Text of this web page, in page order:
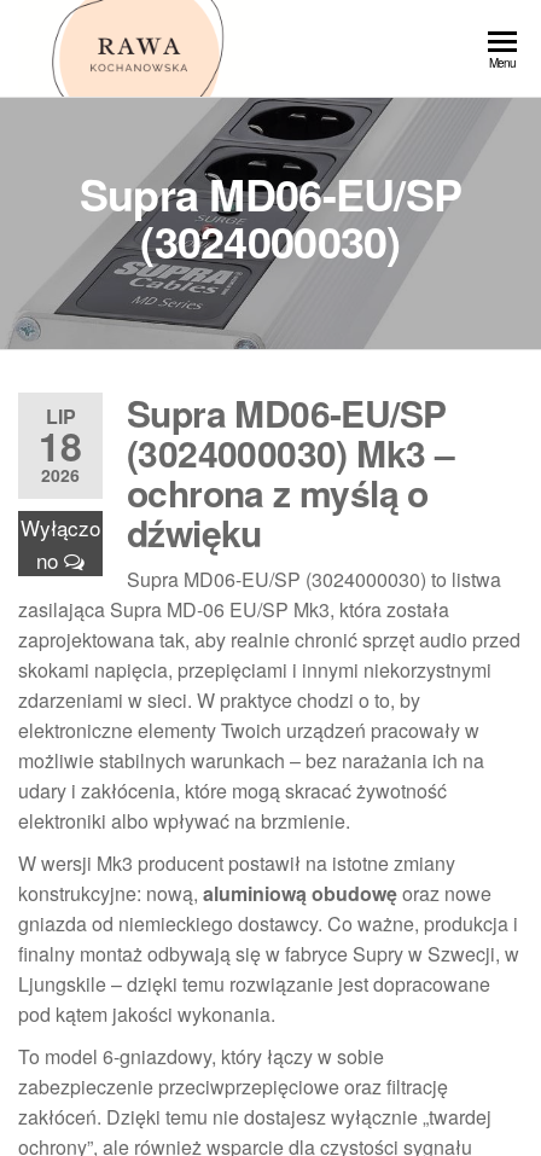
Przejdź
Menu
Supra MD06-EU/SP
(3024000030)
LIP
18
2026
Wyłączo
no
Supra MD06-EU/SP
(3024000030) Mk3 –
ochrona z myślą o
dźwięku
Supra MD06-EU/SP (3024000030) to listwa
zasilająca Supra MD-06 EU/SP Mk3, która została
zaprojektowana tak, aby realnie chronić sprzęt audio przed
skokami napięcia, przepięciami i innymi niekorzystnymi
zdarzeniami w sieci. W praktyce chodzi o to, by
elektroniczne elementy Twoich urządzeń pracowały w
możliwie stabilnych warunkach – bez narażania ich na
udary i zakłócenia, które mogą skracać żywotność
elektroniki albo wpływać na brzmienie.
W wersji Mk3 producent postawił na istotne zmiany
konstrukcyjne: nową, aluminiową obudowęoraz nowe
gniazda od niemieckiego dostawcy. Co ważne, produkcja i
finalny montaż odbywają się w fabryce Supry w Szwecji, w
Ljungskile – dzięki temu rozwiązanie jest dopracowane
pod kątem jakości wykonania.
To model 6-gniazdowy, który łączy w sobie
zabezpieczenie przeciwprzepięciowe oraz filtrację
zakłóceń. Dzięki temu nie dostajesz wyłącznie „twardej
ochrony”, ale również wsparcie dla czystości sygnału